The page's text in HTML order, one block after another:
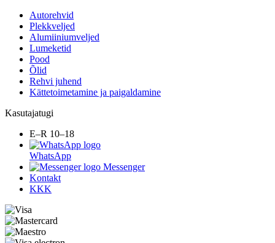
Autorehvid
Plekkveljed
Alumiiniumveljed
Lumeketid
Pood
Õlid
Rehvi juhend
Kättetoimetamine ja paigaldamine
Kasutajatugi
E–R 10–18
WhatsApp
Messenger
Kontakt
KKK